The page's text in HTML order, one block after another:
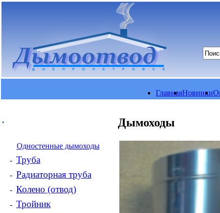
ГлавнаяНовинки
.
Одностенные дымоходы
- Труба
- Радиаторная труба
- Колено (отвод)
- Тройник
Дымоходы